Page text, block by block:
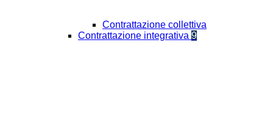
Contrattazione collettiva
Contrattazione integrativa 9